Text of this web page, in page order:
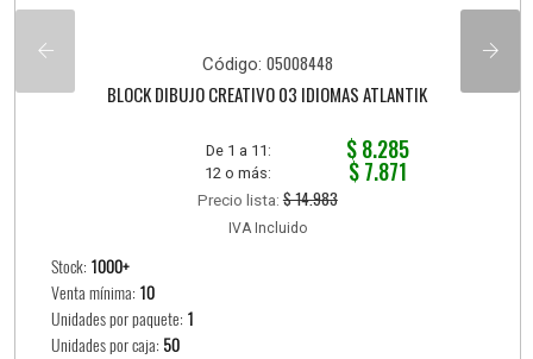
Código: 05008448
BLOCK DIBUJO CREATIVO 03 IDIOMAS ATLANTIK
De 1 a 11: $ 8.285
12 o más: $ 7.871
Precio lista:$ 14.983
IVA Incluido
Stock: 1000+
Venta mínima: 10
Unidades por paquete: 1
Unidades por caja: 50